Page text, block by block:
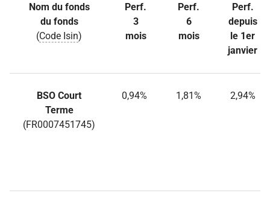
Nom du fonds
du fonds
(Code Isin)
Perf.
3
mois
Perf.
6
mois
Perf.
depuis
le 1er
janvier
BSO Court
Terme
(FR0007451745)
0,94% 1,81% 2,94%